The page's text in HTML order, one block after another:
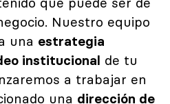
que puede ser de
Nuestro equipo
una estrategia
institucional
de tu
a trabajar en
una dirección de